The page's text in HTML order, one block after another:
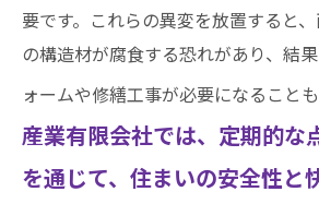
要です。これらの異変を放置すると
の構造材が腐食する恐れがあり、結
ォームや修繕工事が必要になることも
産業有限会社では、定期的な
を通じて、住まいの安全性と